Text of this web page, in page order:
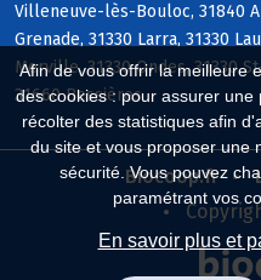
Afin de vous offrir la meilleure
des cookies : pour assurer
récolter des statistiques afin
du site et vous proposer une
sécurité. Vous pouvez
paramétrant vos
En savoir plus et
Villeneuve-lès-Bouloc, 31840
Grenade, 31330 Larra, 31330
Merville, 31330 Ondes, 31330
31660 Bessières
Biocoop.fr